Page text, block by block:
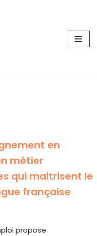
en
métier
qui maitrisent le
française
propose